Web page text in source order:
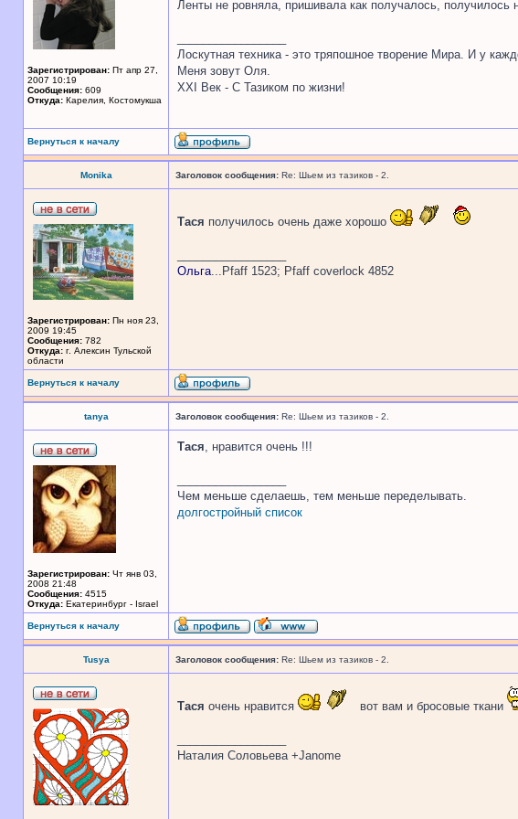
Зарегистрирован: Пт апр 27,
2007 10:19
Сообщения: 609
Откуда: Карелия, Костомукша
Ленты не ровняла, пришивала как получалось, получилось
Лоскутная техника - это тряпошное творение Мира. И у
Меня зовут Оля.
XXI Век - С Тазиком по жизни!
Вернуться к началу
Monika Заголовок сообщения: Re: Шьем из тазиков - 2.
Зарегистрирован: Пн ноя 23,
2009 19:45
Сообщения: 782
Откуда: г. Алексин Тульской
области
Тася получилось очень даже хорошо
Ольга...Pfaff 1523; Pfaff coverlock 4852
Вернуться к началу
tanya Заголовок сообщения: Re: Шьем из тазиков - 2.
Зарегистрирован: Чт янв 03,
2008 21:48
Сообщения: 4515
Откуда: Екатеринбург - Israel
Тася, нравится очень !!!
Чем меньше сделаешь, тем меньше переделывать.
долгостройный список
Вернуться к началу
Tusya Заголовок сообщения: Re: Шьем из тазиков - 2.
Тася очень нравится вот вам и бросовые ткани
Наталия Соловьева +Janome